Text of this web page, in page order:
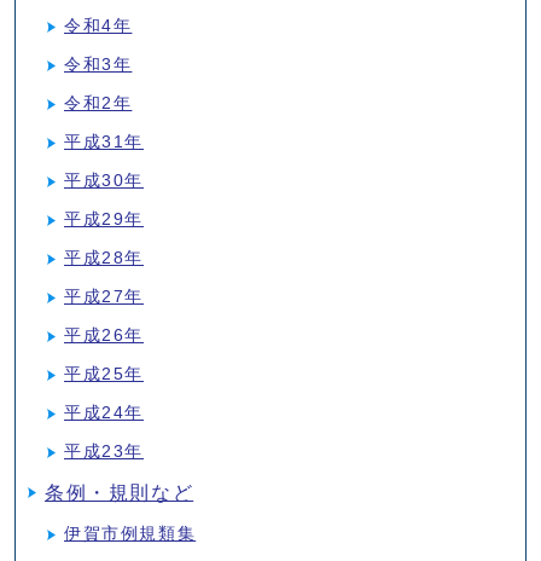
令和4年
令和3年
令和2年
平成31年
平成30年
平成29年
平成28年
平成27年
平成26年
平成25年
平成24年
平成23年
条例・規則など
伊賀市例規類集